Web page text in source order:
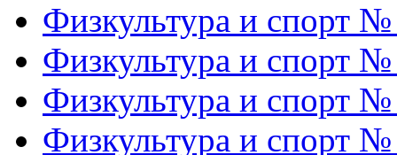
Физкультура и спорт
Физкультура и спорт
Физкультура и спорт
Физкультура и спорт